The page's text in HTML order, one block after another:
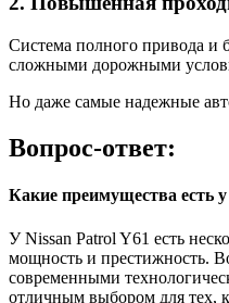
Система полного привода и
сложными дорожными
Но даже самые надежные
Вопрос-ответ:
Какие преимущества есть
У Nissan Patrol Y61 есть
мощность и престижность.
современными
отличным выбором для тех,